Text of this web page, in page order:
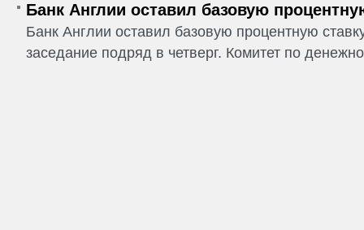
Банк Англии оставил базовую
Банк Англии оставил базовую процентную
заседание подряд в четверг. Комитет по